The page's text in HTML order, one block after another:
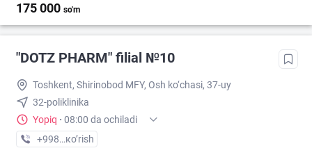
175 000 so'm
"DOTZ PHARM" filial №10
Toshkent, Shirinobod MFY, Osh ko‘chasi, 37-uy
32-poliklinika
Yopiq · 08:00 da ochiladi
+998 (77) XXX-XX-XX
кo’rish